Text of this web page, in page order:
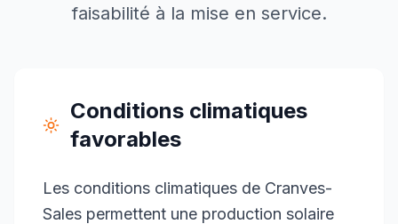
faisabilité à la mise en service.
Conditions climatiques
favorables
Les conditions climatiques de Cranves-
Sales permettent une production solaire